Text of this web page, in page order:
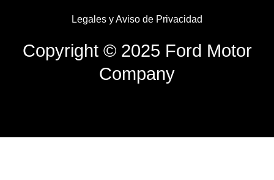
Legales y Aviso de Privacidad
Copyright © 2025 Ford Motor
Company